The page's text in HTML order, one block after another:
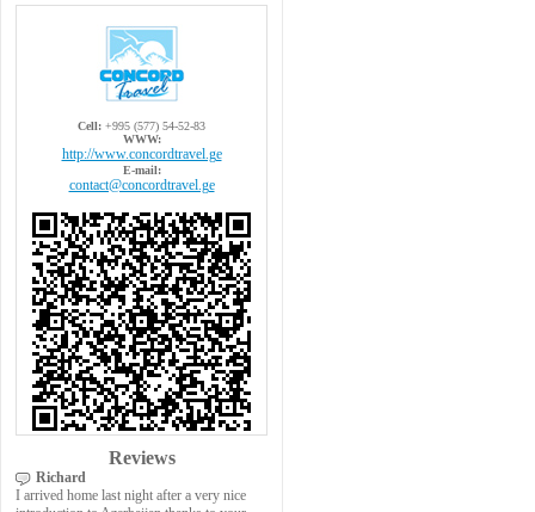
Cell: +995 (577) 54-52-83
WWW:
http://www.concordtravel.ge
E-mail:
contact@concordtravel.ge
Reviews
Richard
I arrived home last night after a very nice